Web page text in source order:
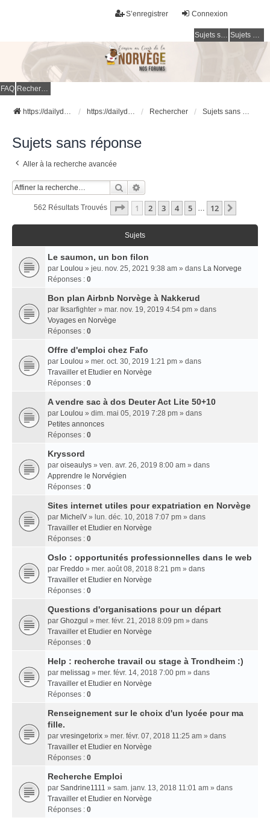
Connexion
S’enregistrer
Sujets sans réponse Sujets actifs
FAQ Rechercher
https://dailydigesthub.com https://dailydigesthub.com Rechercher Sujets sans réponse
Sujets sans réponse
Aller à la recherche avancée
Rechercher
562 Résultats Trouvés Page 1Sur
1 2 3 4 5 … 12
Sujets
Le saumon, un bon filon
par Loulou » jeu. nov. 25, 2021 9:38 am » dans La Norvege
Réponses : 0
Bon plan Airbnb Norvège à Nakkerud
par Iksarfighter » mar. nov. 19, 2019 4:54 pm » dans
Voyages en Norvège
Réponses : 0
Offre d'emploi chez Fafo
par Loulou » mer. oct. 30, 2019 1:21 pm » dans
Travailler et Etudier en Norvège
Réponses : 0
A vendre sac à dos Deuter Act Lite 50+10
par Loulou » dim. mai 05, 2019 7:28 pm » dans
Petites annonces
Réponses : 0
Kryssord
par oiseaulys » ven. avr. 26, 2019 8:00 am » dans
Apprendre le Norvégien
Réponses : 0
Sites internet utiles pour expatriation en Norvège
par MichelV » lun. déc. 10, 2018 7:07 pm » dans
Travailler et Etudier en Norvège
Réponses : 0
Oslo : opportunités professionnelles dans le web
par Freddo » mer. août 08, 2018 8:21 pm » dans
Travailler et Etudier en Norvège
Réponses : 0
Questions d'organisations pour un départ
par Ghozgul » mer. févr. 21, 2018 8:09 pm » dans
Travailler et Etudier en Norvège
Réponses : 0
Help : recherche travail ou stage à Trondheim :)
par melissag » mer. févr. 14, 2018 7:00 pm » dans
Travailler et Etudier en Norvège
Réponses : 0
Renseignement sur le choix d'un lycée pour ma
fille.
par vresingetorix » mer. févr. 07, 2018 11:25 am » dans
Travailler et Etudier en Norvège
Réponses : 0
Recherche Emploi
par Sandrine1111 » sam. janv. 13, 2018 11:01 am » dans
Travailler et Etudier en Norvège
Réponses : 0